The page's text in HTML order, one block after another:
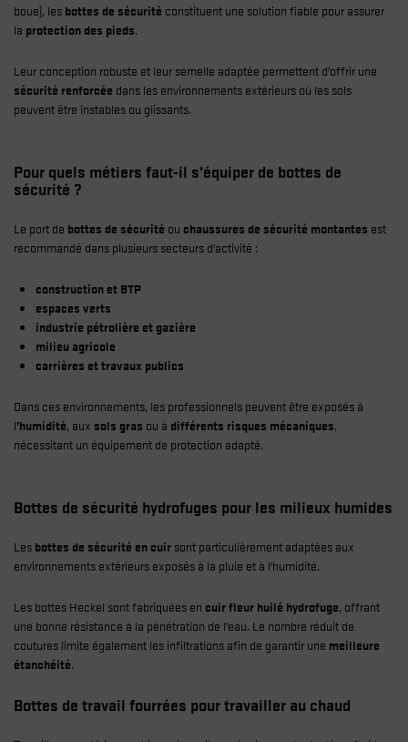
boue), les bottes de sécurité constituent une solution fiable pour assurer
la protection des pieds.
Leur conception robuste et leur semelle adaptée permettent d’offrir une
sécurité renforcée dans les environnements extérieurs où les sols
peuvent être instables ou glissants.
Pour quels métiers faut-il s’équiper de bottes de
sécurité ?
Le port de bottes de sécurité ou chaussures de sécurité montantes est
recommandé dans plusieurs secteurs d’activité :
construction et BTP
espaces verts
industrie pétrolière et gazière
milieu agricole
carrières et travaux publics
Dans ces environnements, les professionnels peuvent être exposés à
l’humidité, aux sols gras ou à différents risques mécaniques,
nécessitant un équipement de protection adapté.
Bottes de sécurité hydrofuges pour les milieux humides
Les bottes de sécurité en cuir sont particulièrement adaptées aux
environnements extérieurs exposés à la pluie et à l’humidité.
Les bottes Heckel sont fabriquées en cuir fleur huilé hydrofuge, offrant
une bonne résistance à la pénétration de l’eau. Le nombre réduit de
coutures limite également les infiltrations afin de garantir une meilleure
étanchéité.
Bottes de travail fourrées pour travailler au chaud